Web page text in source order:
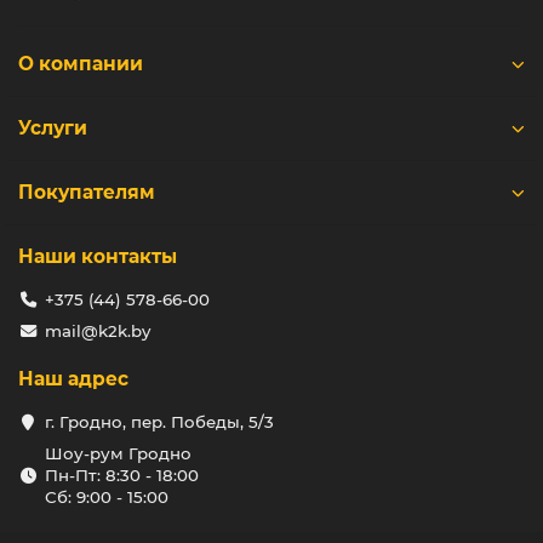
текстур и форм. Вы легко найдете вариант,
Прочность и долговечность. Керамический
нагрузкам, не деформируется со временем и
сохраняет свою форму даже под воздействием
Высокая тепло- и звукоизоляция. Благодаря
отлично сохраняет тепло внутри здания и
защищает от шума, обеспечивая уют и
спокойствие в вашем доме.
Устойчивость к влаге и огню. Материал обладает
О компании
Услуги
Покупателям
Наши контакты
+375 (44) 578-66-00
mail@k2k.by
Наш адрес
г. Гродно, пер. Победы, 5/3
Шоу-рум Гродно
Пн-Пт: 8:30 - 18:00
Сб: 9:00 - 15:00